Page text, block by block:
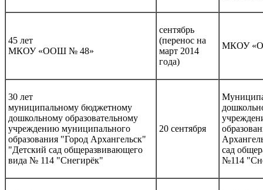
45 лет
МКОУ «ООШ № 48»
сентябрь
(перенос на
март 2014
года)
МКОУ
30 лет
муниципальному бюджетному
дошкольному образовательному
учреждению муниципального
образования "Город Архангельск"
"Детский сад общеразвивающего
вида № 114 "Снегирёк"
20 сентября
сад
№114